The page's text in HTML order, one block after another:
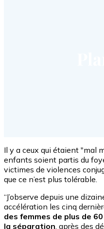
Il y a ceux qui étaient "mal
enfants soient partis du
victimes de violences
que ce n’est plus tolérable.
“J’observe depuis une
accélération les cinq
des femmes de plus de
la séparation, après des